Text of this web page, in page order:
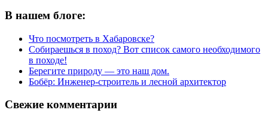
В нашем блоге:
Что посмотреть в Хабаровске?
Собираешься в поход? Вот список самого необходимого
в походе!
Берегите природу — это наш дом.
Бобёр: Инженер-строитель и лесной архитектор
Свежие комментарии